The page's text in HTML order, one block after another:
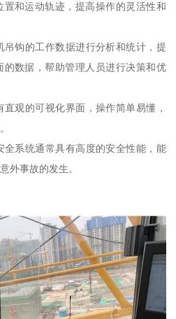
和运动轨迹，提高操作的灵活性和
钩的工作数据进行分析和统计，提
数据，帮助管理人员进行决策和优
观的可视化界面，操作简单易懂，
全系统通常具有高度的安全性能，能
外事故的发生。